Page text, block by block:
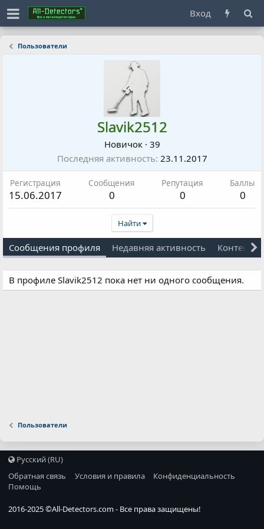
Вход
Пользователи
Slavik2512
Новичок · 39
Последняя активность 23.11.2017
Регистрация
15.06.2017
Сообщения
0
Репутация
0
Баллы
0
Найти
Сообщения профиля Недавняя активность Контент
В профиле Slavik2512 пока нет ни одного сообщения.
Пользователи
Русский (RU)
Обратная связь
Условия и правила
Конфиденциальность
Помощь
2016-2025 ©All-Detectors.com- Все права защищены!